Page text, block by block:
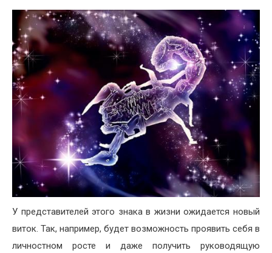
У представителей этого знака в жизни ожидается новый
виток. Так, например, будет возможность проявить себя в
личностном росте и даже получить руководящую